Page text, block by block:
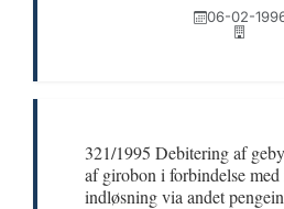
06-02-
321/1995 Debitering af
af girobon i forbindelse med
indløsning via andet